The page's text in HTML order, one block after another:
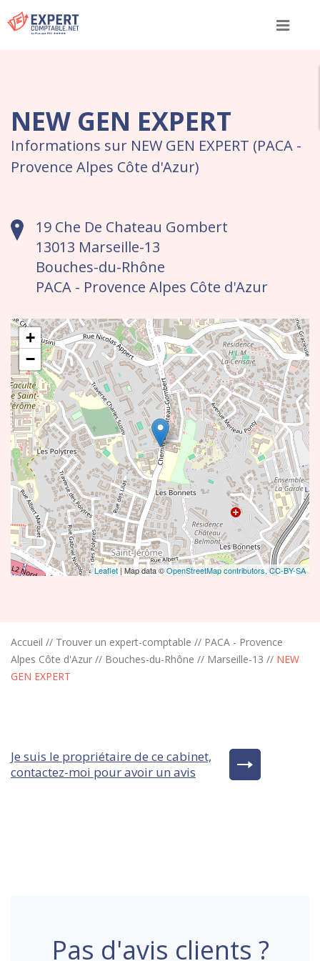
Menu
NEW GEN EXPERT
Informations sur NEW GEN EXPERT (PACA -
Provence Alpes Côte d'Azur)
19 Che De Chateau Gombert
13013 Marseille-13
Bouches-du-Rhône
PACA - Provence Alpes Côte d'Azur
+
−
Leaflet | Map data ©OpenStreetMap contributors, CC-BY-SA
Accueil // Trouver un expert-comptable // PACA - Provence
Alpes Côte d'Azur // Bouches-du-Rhône // Marseille-13 // NEW
GEN EXPERT
Je suis le propriétaire de ce cabinet,
contactez-moi pour avoir un avis
Pas d'avis clients ?